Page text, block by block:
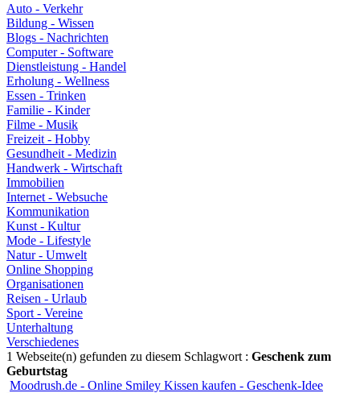
Auto - Verkehr
Bildung - Wissen
Blogs - Nachrichten
Computer - Software
Dienstleistung - Handel
Erholung - Wellness
Essen - Trinken
Familie - Kinder
Filme - Musik
Freizeit - Hobby
Gesundheit - Medizin
Handwerk - Wirtschaft
Immobilien
Internet - Websuche
Kommunikation
Kunst - Kultur
Mode - Lifestyle
Natur - Umwelt
Online Shopping
Organisationen
Reisen - Urlaub
Sport - Vereine
Unterhaltung
Verschiedenes
1 Webseite(n) gefunden zu diesem Schlagwort : Geschenk zum
Geburtstag
Moodrush.de - Online Smiley Kissen kaufen - Geschenk-Idee